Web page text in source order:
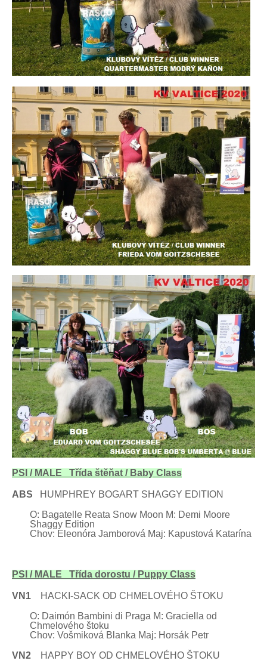
PSI / MALE Třída štěňat / Baby Class
ABS HUMPHREY BOGART SHAGGY EDITION
O: Bagatelle Reata Snow Moon M: Demi Moore
Shaggy Edition
Chov: Eleonóra Jamborová Maj: Kapustová Katarína
PSI / MALE Třída dorostu / Puppy Class
VN1 HACKI-SACK OD CHMELOVÉHO ŠTOKU
O: Daimón Bambini di Praga M: Graciella od
Chmelového štoku
Chov: Vošmiková Blanka Maj: Horsák Petr
VN2 HAPPY BOY OD CHMELOVÉHO ŠTOKU